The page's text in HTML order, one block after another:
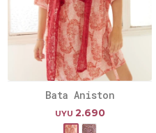
Bata Aniston
UYU 2.690